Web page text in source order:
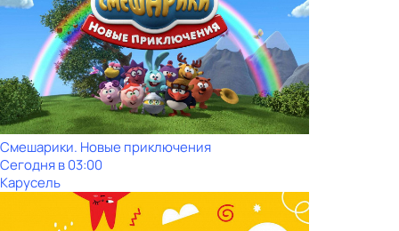
Смешарики. Новые приключения
Сегодня в 03:00
Карусель